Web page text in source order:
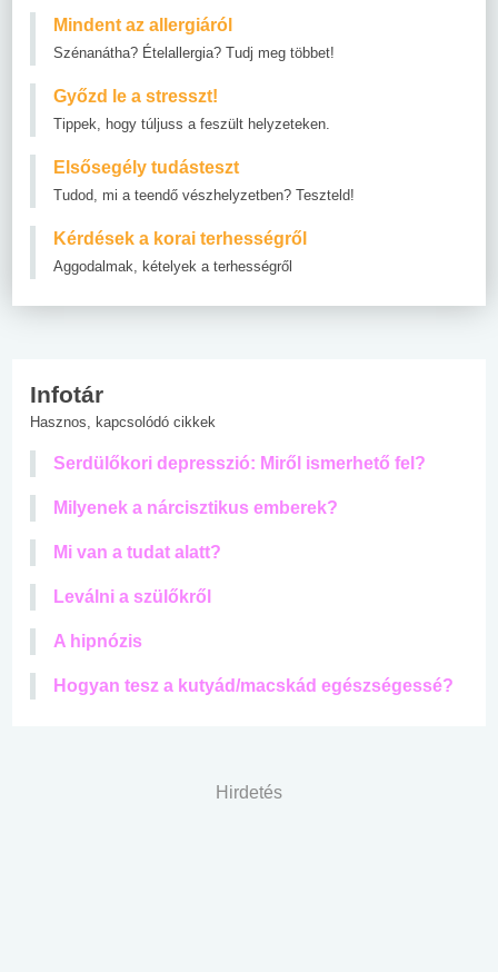
Mindent az allergiáról
Szénanátha? Ételallergia? Tudj meg többet!
Győzd le a stresszt!
Tippek, hogy túljuss a feszült helyzeteken.
Elsősegély tudásteszt
Tudod, mi a teendő vészhelyzetben? Teszteld!
Kérdések a korai terhességről
Aggodalmak, kételyek a terhességről
Infotár
Hasznos, kapcsolódó cikkek
Serdülőkori depresszió: Miről ismerhető fel?
Milyenek a nárcisztikus emberek?
Mi van a tudat alatt?
Leválni a szülőkről
A hipnózis
Hogyan tesz a kutyád/macskád egészségessé?
Hirdetés